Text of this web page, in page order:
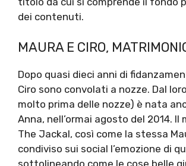
dei contenuti.
MAURA E CIRO,
Dopo quasi dieci anni di
Ciro sono convolati a nozze. Dal
molto prima delle nozze) è nata
Anna, nell’ormai agosto del 2014. Il
The Jackal, così come la stessa
condiviso sui social l’emozione di
sottolineando come le cose belle